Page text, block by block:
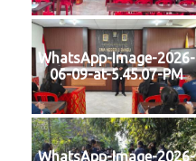
WhatsApp-Image-2026-
06-09-at-5.45.07-PM
WhatsApp-Image-2026-